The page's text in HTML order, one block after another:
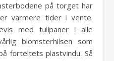
på torget har
varmere tider i vente.
med tulipaner i alle
blomsterhilsen som
forteltets plastvindu. Så